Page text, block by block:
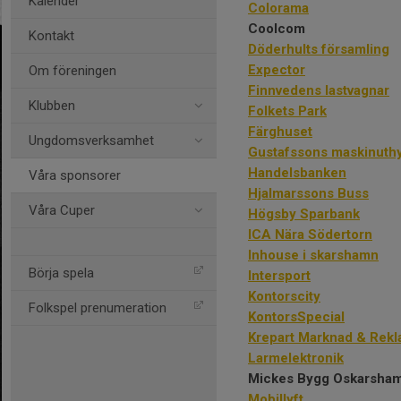
Kontakt
Om föreningen
Klubben
Ungdomsverksamhet
Våra sponsorer
Våra Cuper
Börja spela
Folkspel prenumeration
Colorama
Coolcom
Döderhults församling
Expector
Finnvedens lastvagnar
Folkets Park
Färghuset
Gustafssons
Handelsbanken
Hjalmarssons Buss
Högsby Sparbank
ICA Nära Södertorn
Inhouse i skarshamn
Intersport
Kontorscity
KontorsSpecial
Krepart Marknad &
Larmelektronik
Mickes Bygg